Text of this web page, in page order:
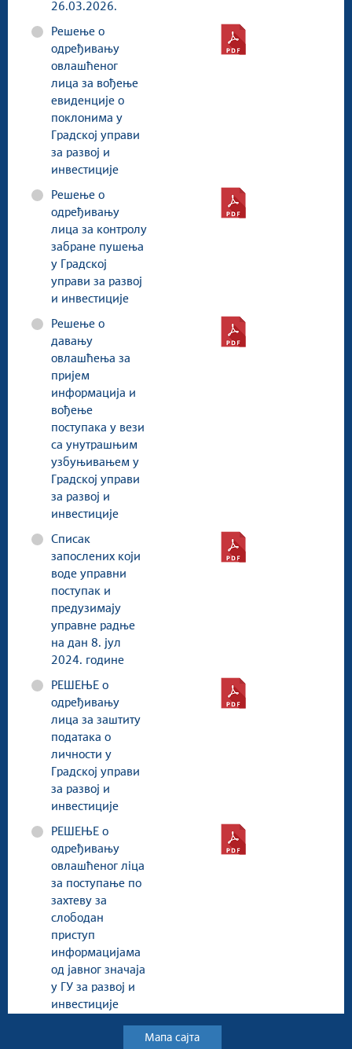
26.03.2026.
Решење о
одређивању
овлашћеног
лица за вођење
евиденције о
поклонима у
Градској управи
за развој и
инвестиције
Решење о
одређивању
лица за контролу
забране пушења
у Градској
управи за развој
и инвестиције
Решење о
давању
овлашћења за
пријем
информација и
вођење
поступака у вези
са унутрашњим
узбуњивањем у
Градској управи
за развој и
инвестиције
Списак
запослених који
воде управни
поступак и
предузимају
управне радње
на дан 8. јул
2024. године
РЕШЕЊЕ о
одређивању
лица за заштиту
података о
личности у
Градској управи
за развој и
инвестиције
РЕШЕЊЕ о
одређивању
овлашћеног лiца
за поступање по
захтеву за
слободан
приступ
информацијама
од јавног значаја
у ГУ за развој и
инвестиције
Мапа сајта